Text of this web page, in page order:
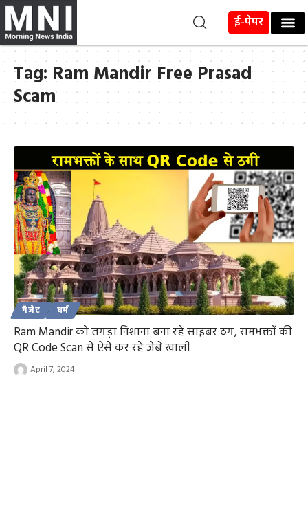
ई-पेपर
Tag: Ram Mandir Free Prasad
Scam
गैजेट धर्म
Ram Mandir को तगड़ा निशाना बना रहे साइबर ठग, रामभक्तों की
QR Code Scan से ऐसे कर रहे जेबें खाली
April 7, 2024